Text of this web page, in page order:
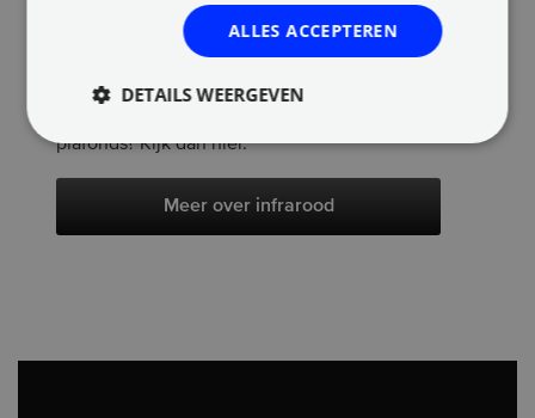
ruimte. De verwarming wordt achter het
spanplafond geplaatst, dus geen
plafonds? Kijk dan hier.
Meer over infrarood
ALLES ACCEPTEREN
DETAILS WEERGEVEN